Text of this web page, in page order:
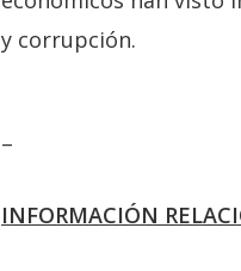
y corrupción.
–
INFORMACIÓN